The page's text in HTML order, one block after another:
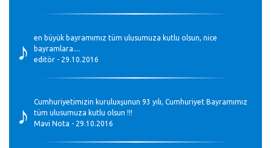
♪
en büyük bayramımız tüm ulusumuza kutlu olsun, nice
bayramlara....
editör - 29.10.2016
♪
Cumhuriyetimizin kuruluxşunun 93 yılı, Cumhuriyet Bayramımız
tüm ulusumuza kutlu olsun !!!
Mavi Nota - 29.10.2016